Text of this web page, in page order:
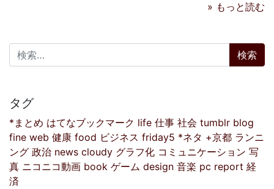
» もっと読む
検索:
タグ
*まとめ はてなブックマーク life 仕事 社会 tumblr blog
fine web 健康 food ビジネス friday5 *ネタ +京都 ランニ
ング 政治 news cloudy グラフ化 コミュニケーション 写
真 ニコニコ動画 book ゲーム design 音楽 pc report 経
済